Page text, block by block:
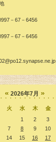
－67－6456
－67－6456
« 2026年7月 »
火 水 木 金
1
2 3
7 8 9 10
14 15 16 17